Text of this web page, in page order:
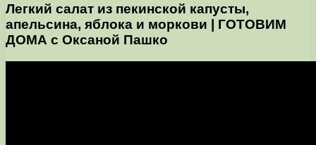
Легкий салат из пекинской капусты,
апельсина, яблока и моркови | ГОТОВИМ
ДОМА с Оксаной Пашко